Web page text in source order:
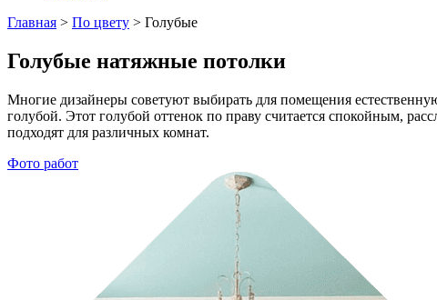
Главная > По цвету > Голубые
Голубые натяжные потолки
Многие дизайнеры советуют выбирать для помещения
голубой. Этот голубой оттенок по праву считается спокойным,
подходят для различных комнат.
Фото работ